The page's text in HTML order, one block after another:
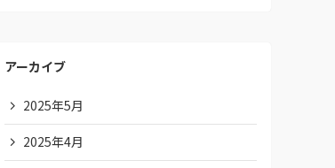
アーカイブ
2025年5月
2025年4月